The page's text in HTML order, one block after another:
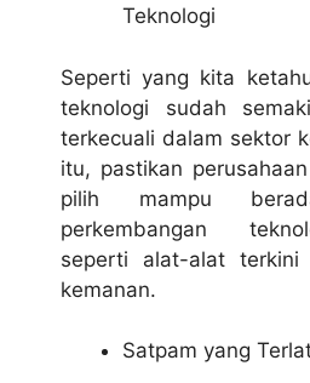
Teknologi
Seperti yang kita
teknologi sudah
terkecuali dalam sektor
itu, pastikan
pilih mampu
perkembangan
seperti alat-alat terkini
kemanan.
Satpam yang